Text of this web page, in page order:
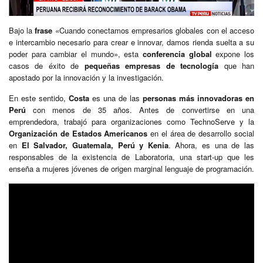
Bajo lafrase «Cuando conectamos empresarios globales con el acceso
e intercambio necesario para crear e innovar, damos rienda suelta a su
poder para cambiar el mundo», esta conferencia global expone los
casos de éxito de pequeñas empresas de tecnología que han
apostado por la innovación y la investigación.
En este sentido, Costa es una de las personas más innovadoras en
Perú con menos de 35 años. Antes de convertirse en una
emprendedora, trabajó para organizaciones como TechnoServe y la
Organización de Estados Americanos en el área de desarrollo social
en El Salvador, Guatemala, Perú y Kenia. Ahora, es una de las
responsables de la existencia de Laboratoria, una start-up que les
enseña a mujeres jóvenes de origen marginal lenguaje de programación.